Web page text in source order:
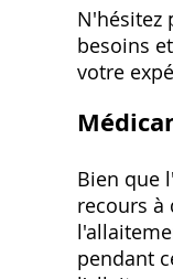
N'hésitez
besoins
votre
Bien que
recours à
pendant